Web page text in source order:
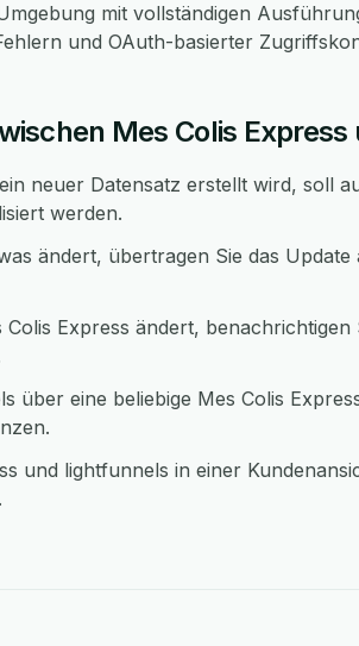
mit vollständigen
und OAuth-basierter
Mes Colis
neuer Datensatz erstellt wird, soll
werden.
ändert, übertragen Sie das Update
Express ändert, benachrichtigen
über eine beliebige Mes Colis
und lightfunnels in einer